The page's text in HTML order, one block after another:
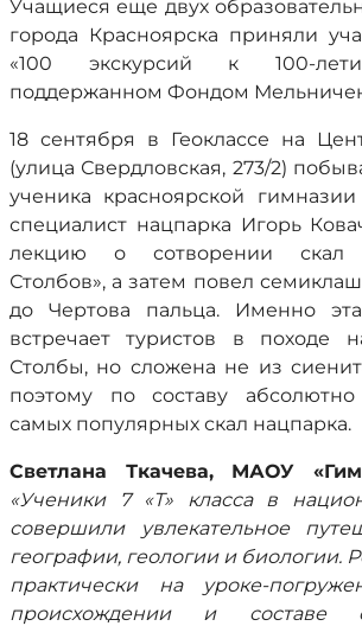
Учащиеся еще двух
города Красноярска приняли
«100 экскурсий к 100-
поддержанном Фондом
18 сентября в Геоклассе на
(улица Свердловская, 273/2)
ученика красноярской
специалист нацпарка Игорь
лекцию о сотворении скал
Столбов», а затем повел
до Чертова пальца. Именно
встречает туристов в походе
Столбы, но сложена не из
поэтому по составу абсолютно
самых популярных скал нацпарка.
Светлана Ткачева, МАОУ
«Ученики 7 «Т» класса в
совершили увлекательное
географии, геологии и биологии.
практически на уроке-
происхождении и составе